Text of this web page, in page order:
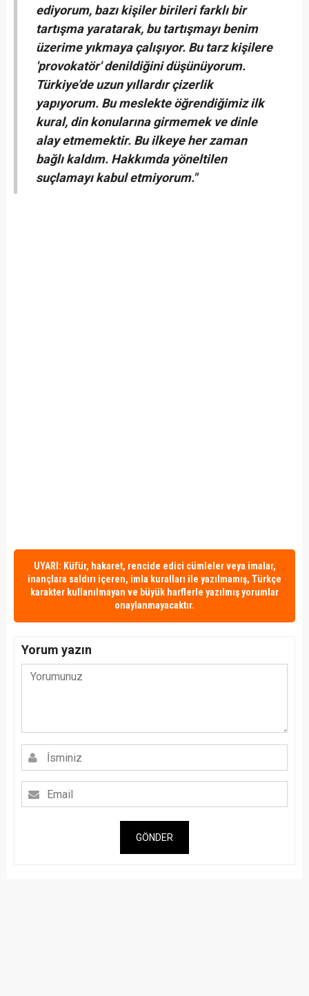
ediyorum, bazı kişiler birileri farklı bir
tartışma yaratarak, bu tartışmayı benim
üzerime yıkmaya çalışıyor. Bu tarz kişilere
'provokatör' denildiğini düşünüyorum.
Türkiye’de uzun yıllardır çizerlik
yapıyorum. Bu meslekte öğrendiğimiz ilk
kural, din konularına girmemek ve dinle
alay etmemektir. Bu ilkeye her zaman
bağlı kaldım. Hakkımda yöneltilen
suçlamayı kabul etmiyorum."
UYARI: Küfür, hakaret, rencide edici cümleler veya imalar,
inançlara saldırı içeren, imla kuralları ile yazılmamış, Türkçe
karakter kullanılmayan ve büyük harflerle yazılmış yorumlar
onaylanmayacaktır.
Yorum yazın
GÖNDER